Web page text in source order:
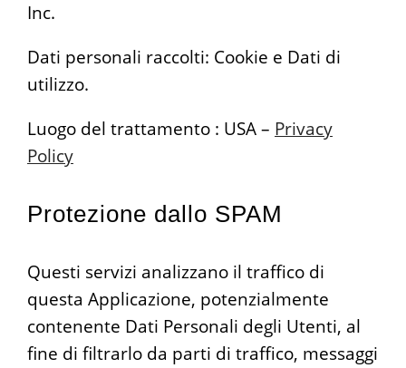
Inc.
Dati personali raccolti: Cookie e Dati di
utilizzo.
Luogo del trattamento : USA – Privacy
Policy
Protezione dallo SPAM
Questi servizi analizzano il traffico di
questa Applicazione, potenzialmente
contenente Dati Personali degli Utenti, al
fine di filtrarlo da parti di traffico, messaggi